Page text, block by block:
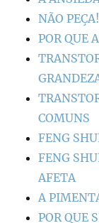
NÃO
POR QUE
COMUNS
FENG
FENG
AFETA
A
POR QUE